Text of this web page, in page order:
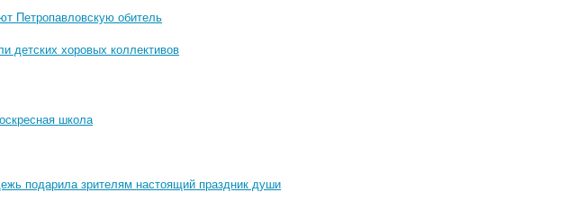
Петропавловскую обитель
детских хоровых коллективов
школа
подарила зрителям настоящий праздник души